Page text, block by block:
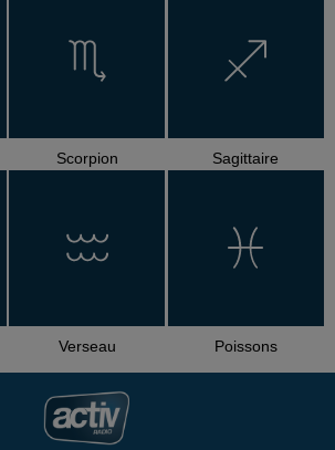
Scorpion Sagittaire
Verseau Poissons